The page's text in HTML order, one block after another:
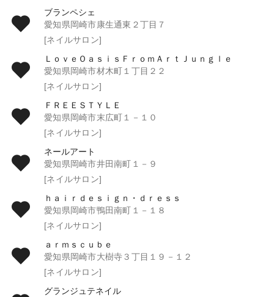
ブランペシェ
愛知県岡崎市康生通東２丁目７
[ネイルサロン]
ＬｏｖｅＯａｓｉｓＦｒｏｍＡｒｔＪｕｎｇｌｅ
愛知県岡崎市材木町１丁目２２
[ネイルサロン]
ＦＲＥＥＳＴＹＬＥ
愛知県岡崎市末広町１－１０
[ネイルサロン]
ネールアート
愛知県岡崎市井田南町１－９
[ネイルサロン]
ｈａｉｒｄｅｓｉｇｎ・ｄｒｅｓｓ
愛知県岡崎市鴨田南町１－１８
[ネイルサロン]
ａｒｍｓｃｕｂｅ
愛知県岡崎市大樹寺３丁目１９－１２
[ネイルサロン]
グランジュテネイル